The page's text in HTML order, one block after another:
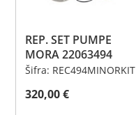
REP. SET PUMPE
MORA 22063494
Šifra: REC494MINORKIT
320,00€